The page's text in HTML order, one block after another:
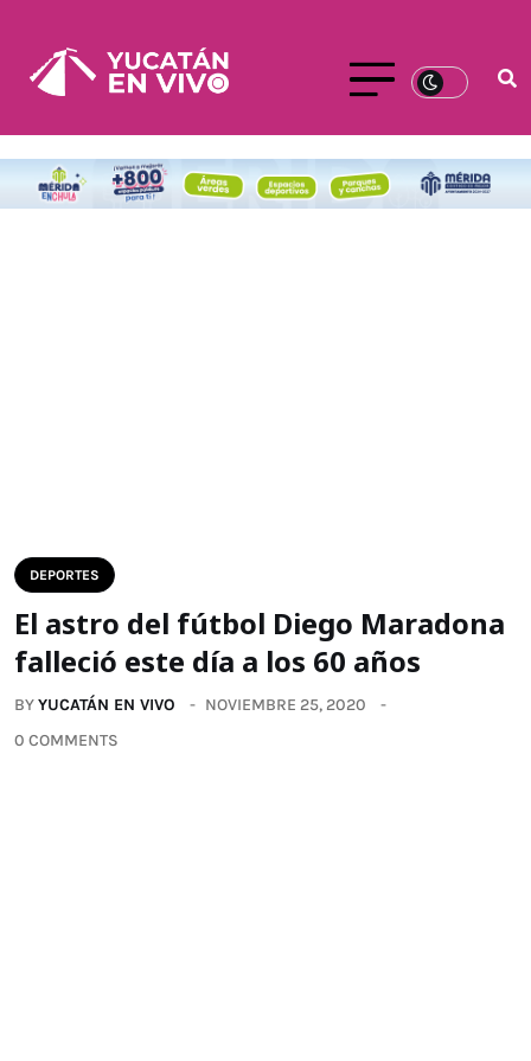
DEPORTES
El astro del fútbol Diego Maradona
falleció este día a los 60 años
BYYUCATÁN EN VIVO
NOVIEMBRE 25, 2020
0 COMMENTS